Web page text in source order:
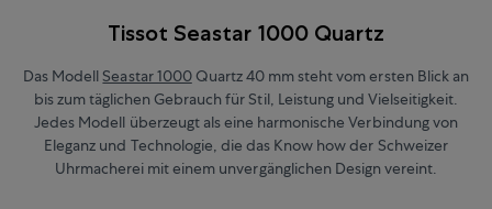
Tissot Seastar 1000 Quartz
Das Modell Seastar 1000Quartz 40 mm steht vom ersten Blick an
bis zum täglichen Gebrauch für Stil, Leistung und Vielseitigkeit.
Jedes Modell überzeugt als eine harmonische Verbindung von
Eleganz und Technologie, die das Know how der Schweizer
Uhrmacherei mit einem unvergänglichen Design vereint.